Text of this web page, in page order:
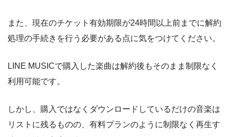
また、現在のチケット有効期限が24時間以上前までに解約
処理の手続きを行う必要がある点に気をつけてください。
LINE MUSICで購入した楽曲は解約後もそのまま制限なく
利用可能です。
しかし、購入ではなくダウンロードしているだけの音楽は
リストに残るものの、有料プランのように制限なく再生す